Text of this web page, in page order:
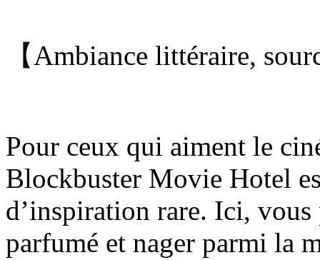
【Ambiance littéraire,
Pour ceux qui aiment le
Blockbuster Movie Hotel
d’inspiration rare. Ici, vous
parfumé et nager parmi la